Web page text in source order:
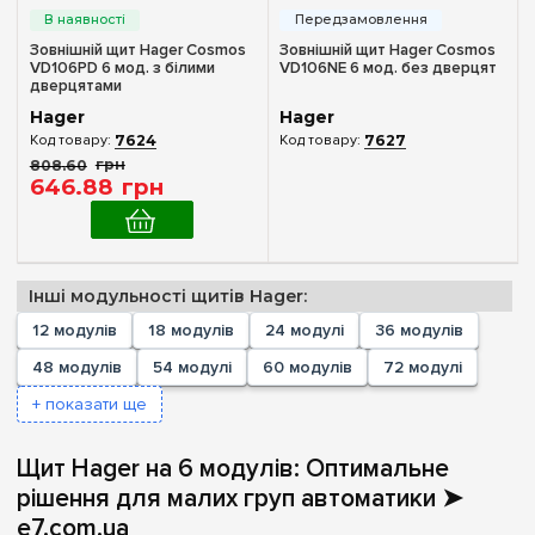
216(+1)
240(+2)
252
288(+1)
336(+1)
IP40
IP65(1)
Двері
Без дверцят
Непрозора
Аксесуари
Дверцята(2)
Ширина, мм
165 мм
Очистити вибір
Зовнішній щит Hager Cosmos
VD106PD 6 мод. з білими
дверцятами
Hager
7624
808.60 грн
646.88 грн
Зовнішній щит Hager Cosmos
VD106NE 6 мод. без дверцят
Hager
7627
Інші модульності щитів Hager:
12 модулів 18 модулів 24 модулі
36 модулів
48 модулів
54 модулі 60 модулів
72 модулі
+ показати ще
Щит Hager на 6 модулів: Оптимальне
рішення для малих груп автоматики ➤
e7.com.ua